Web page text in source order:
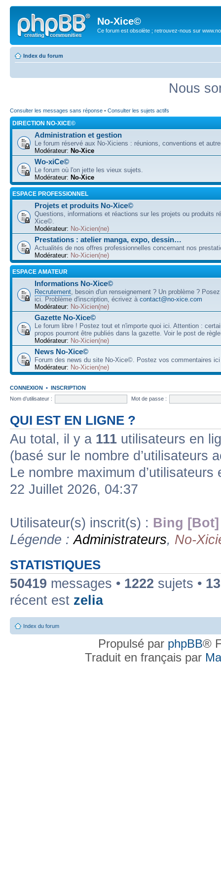
No-Xice©
Ce forum est obsolète ; retrouvez-nous sur
Index du forum
Nous
Consulter les messages sans réponse • Consulter les sujets actifs
DIRECTION NO-XICE©
Administration et gestion
Le forum réservé aux No-Xiciens : réunions, conventions et
Modérateur: No-Xice
Wo-xiCe©
Le forum où l'on jette les vieux sujets.
Modérateur: No-Xice
ESPACE PROFESSIONNEL
Projets et produits No-Xice©
Questions, informations et réactions sur les projets ou produits
Xice©.
Modérateur: No-Xicien(ne)
Prestations : atelier manga, expo, dessin…
Actualités de nos offres professionnelles concernant nos
Modérateur: No-Xicien(ne)
ESPACE AMATEUR
Informations No-Xice©
Recrutement, besoin d'un renseignement ? Un problème ?
ici. Problème d'inscription, écrivez à contact@no-xice.com
Modérateur: No-Xicien(ne)
Gazette No-Xice©
Le forum libre ! Postez tout et n'importe quoi ici. Attention :
propos pourront être publiés dans la gazette. Voir le post de
Modérateur: No-Xicien(ne)
News No-Xice©
Forum des news du site No-Xice©. Postez vos commentaires
Modérateur: No-Xicien(ne)
CONNEXION • INSCRIPTION
Nom d’utilisateur :
Mot de passe :
QUI EST EN LIGNE ?
Au total, il y a 111 utilisateurs en
(basé sur le nombre d’utilisateurs
Le nombre maximum
22 Juillet 2026, 04:37
Utilisateur(s) inscrit(s) : Bing [Bot]
Légende :Administrateurs, No-
STATISTIQUES
50419 messages • 1222 sujets •
récent est zelia
Index du forum
Propulsé par phpBB®
Traduit en français par